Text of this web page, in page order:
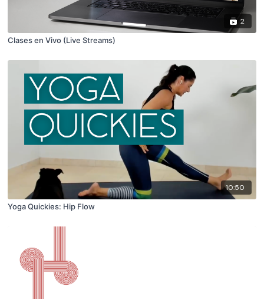
2
Clases en Vivo (Live Streams)
10:50
Yoga Quickies: Hip Flow